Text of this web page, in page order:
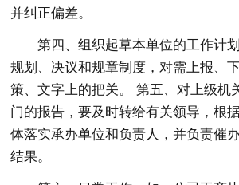
并纠正偏差。
第四、组织起草本单位的工作计
规划、决议和规章制度，对需上报、
策、文字上的把关。 第五、对上级机
门的报告，要及时转给有关领导，根
体落实承办单位和负责人，并负责催
结果。